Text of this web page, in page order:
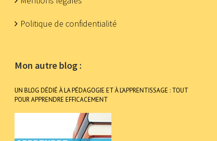
Politique de confidentialité
Mon autre blog :
UN BLOG DÉDIÉ À LA PÉDAGOGIE ET À L’APPRENTISSAGE : TOUT
POUR APPRENDRE EFFICACEMENT